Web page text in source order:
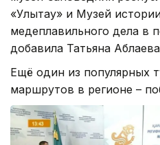
«Улытау» и Музей
медеплавильного дела в
добавила Татьяна
Ещё один из популярных
маршрутов в регионе –